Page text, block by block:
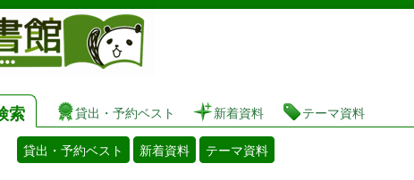
図書館 蔵書検索・予約システム
索 貸出・予約ベスト 新着資料 テーマ資料
貸出・予約ベスト 新着資料 テーマ資料